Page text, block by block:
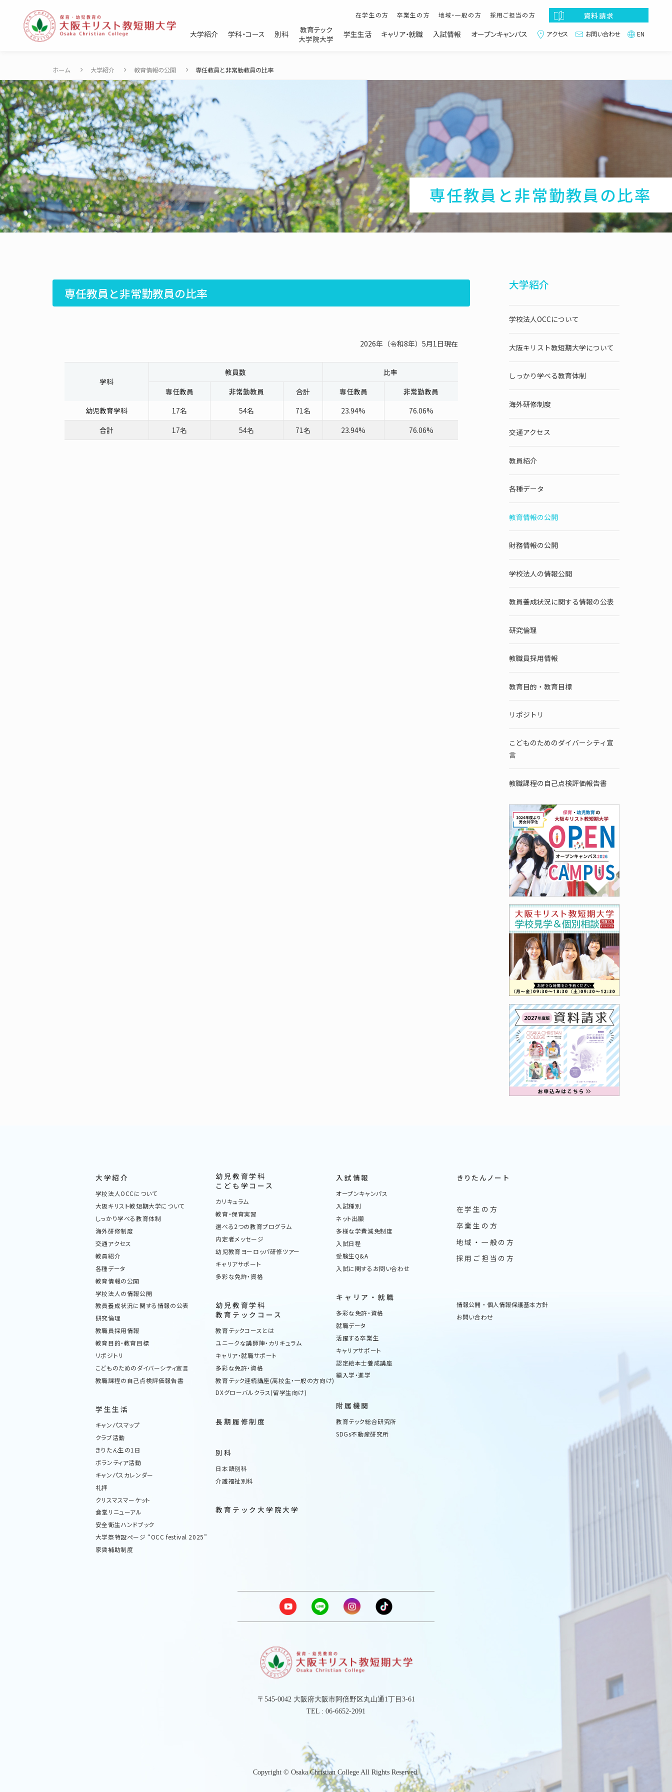
本
文
へ
プ
ニ
ュ
大学紹介 学科・コース
こども学コース
長期履修制度
別科
介護福祉別科
教育テック
大学院大学
学生生活 キャリア・就職 入試情報 オープンキャンパス アクセス お問い合わせ EN
在学生の方 卒業生の方 地域・一般の方 採用ご担当の方 資料請求
ホーム 大学紹介 教育情報の公開 専任教員と非常勤教員の比率
専任教員と非常勤教員の比率
大学紹介
学校法人OCCについて
大阪キリスト教短期大学について
しっかり学べる教育体制
海外研修制度
交通アクセス
教員紹介
各種データ
教育情報の公開
財務情報の公開
学校法人の情報公開
教員養成状況に関する情報の公表
研究倫理
教職員採用情報
教育目的・教育目標
リポジトリ
こどものためのダイバーシティ宣
言
教職課程の自己点検評価報告書
専任教員と非常勤教員の比率
2026年（令和8年）5月1日現在
学科
教員数
比率
専任教員
非常勤教員 合計 専任教員
非常勤教員
幼児教育学科
17名 54名 71名 23.94%
76.06%
合計
17名 54名 71名 23.94% 76.06%
大学紹介
学校法人OCCについて
大阪キリスト教短期大学について
しっかり学べる教育体制
海外研修制度
交通アクセス
教員紹介
各種データ
教育情報の公開
学校法人の情報公開
教員養成状況に関する情報の公表
研究倫理
教職員採用情報
教育目的・教育目標
リポジトリ
こどものためのダイバーシティ宣言
教職課程の自己点検評価報告書
学生生活
キャンパスマップ
クラブ活動
きりたん生の1日
ボランティア活動
キャンパスカレンダー
礼拝
クリスマスマーケット
食堂リニューアル
安全衛生ハンドブック
大学祭特設ページ “OCC festival 2025”
家賃補助制度
幼児教育学科
こども学コース
カリキュラム
教育・保育実習
選べる2つの教育プログラム
内定者メッセージ
幼児教育ヨーロッパ研修ツアー
キャリアサポート
多彩な免許・資格
幼児教育学科
教育テックコース
教育テックコースとは
ユニークな講師陣・カリキュラム
キャリア・就職サポート
多彩な免許・資格
教育テック連続講座(高校生・一般の方向け)
DXグローバルクラス(留学生向け)
長期履修制度
別科
日本語別科
介護福祉別科
教育テック大学院大学
入試情報
オープンキャンパス
入試種別
ネット出願
多様な学費減免制度
入試日程
受験生Q&A
入試に関するお問い合わせ
キャリア・就職
多彩な免許・資格
就職データ
活躍する卒業生
キャリアサポート
認定絵本士養成講座
編入学・進学
附属機関
教育テック総合研究所
SDGs不動産研究所
きりたんノート
在学生の方
卒業生の方
地域・一般の方
採用ご担当の方
情報公開・個人情報保護基本方針
お問い合わせ
〒545-0042 大阪府大阪市阿倍野区丸山通1丁目3-61
TEL : 06-6652-2091
Copyright © Osaka Christian College All Rights Reserved.